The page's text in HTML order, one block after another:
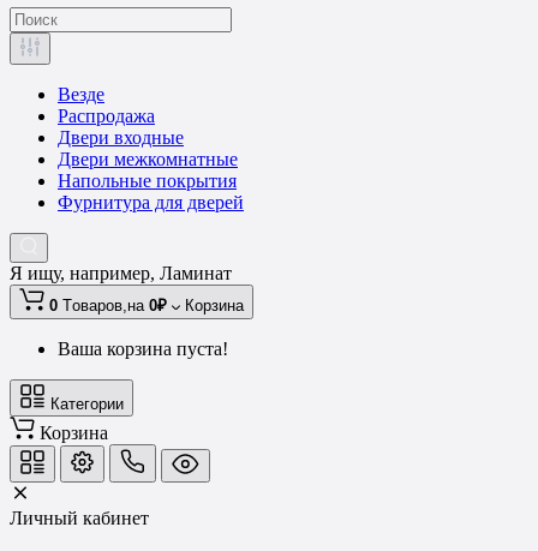
Везде
Распродажа
Двери входные
Двери межкомнатные
Напольные покрытия
Фурнитура для дверей
Я ищу, например, Ламинат
0 Tоваров,на 0₽ Корзина
Ваша корзина пуста!
Категории
Корзина
Личный кабинет